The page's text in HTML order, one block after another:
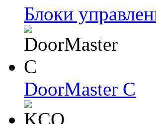
Блоки
DoorMaster C